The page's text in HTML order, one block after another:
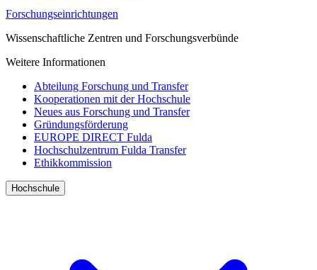
Forschungseinrichtungen
Wissenschaftliche Zentren und Forschungsverbünde
Weitere Informationen
Abteilung Forschung und Transfer
Kooperationen mit der Hochschule
Neues aus Forschung und Transfer
Gründungsförderung
EUROPE DIRECT Fulda
Hochschulzentrum Fulda Transfer
Ethikkommission
Hochschule